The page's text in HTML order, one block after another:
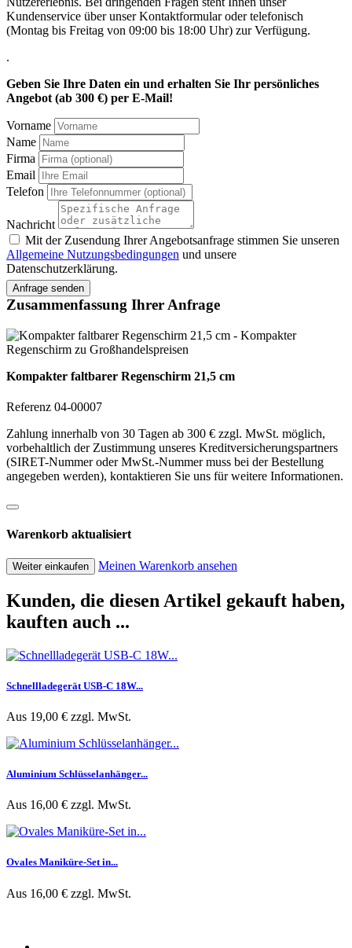
Kundenservice über unser Kontaktformular oder telefonisch
(Montag bis Freitag von 09:00 bis 18:00 Uhr) zur Verfügung.
.
Geben Sie Ihre Daten ein und erhalten Sie Ihr persönliches
Angebot (ab 300 €) per E-Mail!
Vorname
Name
Firma
Email
Telefon
Nachricht
Mit der Zusendung Ihrer Angebotsanfrage stimmen Sie unseren
Allgemeine Nutzungsbedingungen und unsere
Datenschutzerklärung.
Zusammenfassung Ihrer Anfrage
Kompakter faltbarer Regenschirm 21,5 cm
Referenz 04-00007
Zahlung innerhalb von 30 Tagen ab 300 € zzgl. MwSt. möglich,
vorbehaltlich der Zustimmung unseres Kreditversicherungspartners
(SIRET-Nummer oder MwSt.-Nummer muss bei der Bestellung
angegeben werden), kontaktieren Sie uns für weitere Informationen.
Warenkorb aktualisiert
Weiter einkaufen Meinen Warenkorb ansehen
Kunden, die diesen Artikel gekauft haben,
kauften auch ...
Schnellladegerät USB-C 18W...
Aus 19,00 € zzgl. MwSt.
Aluminium Schlüsselanhänger...
Aus 16,00 € zzgl. MwSt.
Ovales Maniküre-Set in...
Aus 16,00 € zzgl. MwSt.